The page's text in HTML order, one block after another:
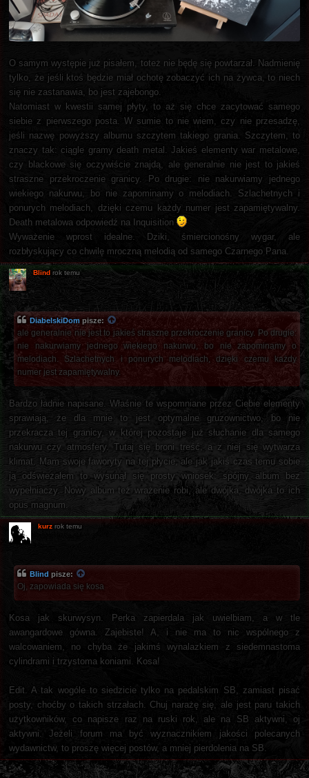
O samym występie już pisałem, toteż nie będę się powtarzał. Nadmienię
tylko, że jeśli ktoś będzie miał ochotę zobaczyć ich na żywca, to niech
się nie zastanawia, bo jest zajebongo.
Natomiast w kwestii samej płyty, to aż się chce zacytować samego
siebie z pierwszego posta. W sumie to nie wiem, czy nie przesadzę,
jeśli nazwę powyższy albumu szczytem takiego grania. Szczytem, to
znaczy tak: ciągle gramy death metal. Jakieś elementy war metalowe,
czy blackowe się oczywiście znajdą, ale generalnie nie jest to jakieś
straszne przekroczenie granicy. Po drugie: nie nakurwiamy jednego
wiekiego nakurwu, bo nie zapominamy o melodiach. Szlachetnych i
ponurych melodiach, dzięki czemu każdy numer jest zapamiętywalny.
Death metalowa odpowiedź na Inquisition
Wyważenie wprost idealne. Dziki, śmiercionośny wygar, ale
rozbłyskujący co chwilę mroczną melodią od samego Czarnego Pana.
Blind rok temu
DiabelskiDompisze:
ale generalnie nie jest to jakieś straszne przekroczenie granicy. Po drugie:
nie nakurwiamy jednego wiekiego nakurwu, bo nie zapominamy o
melodiach. Szlachetnych i ponurych melodiach, dzięki czemu każdy
numer jest zapamiętywalny.
Bardzo ładnie napisane. Właśnie te wspomniane przez Ciebie elementy
sprawiają, że dla mnie to jest optymalne gruzownictwo, bo nie
przekracza tej granicy, w której pozostaje już słuchanie dla samego
nakurwu czy atmosfery. Tutaj się broni treść, a z niej się wytwarza
klimat. Mam swoje faworyty na tej płycie, ale jak jakiś czas temu sobie
ją odświeżałem to wysunął się prosty wniosek: spójny album bez
wypełniaczy. Nowy album też wrażenie robi, ale dwójka, dwójka to ich
opus magnum.
kurz rok temu
Blind pisze:
Oj, zapowiada się kosa
Kosa jak skurwysyn. Perka zapierdala jak uwielbiam, a w tle
awangardowe gówna. Zajebiste! A, i nie ma to nic wspólnego z
walcowaniem, no chyba że jakimś wynalazkiem z siedemnastoma
cylindrami i trzystoma koniami. Kosa!
Edit. A tak wogóle to siedzicie tylko na pedalskim SB, zamiast pisać
posty, choćby o takich strzałach. Chuj narażę się, ale jest paru takich
użytkowników, co napisze raz na ruski rok, ale na SB aktywni, oj
aktywni. Jeżeli forum ma być wyznacznikiem jakości polecanych
wydawnictw, to proszę więcej postów, a mniej pierdolenia na SB.